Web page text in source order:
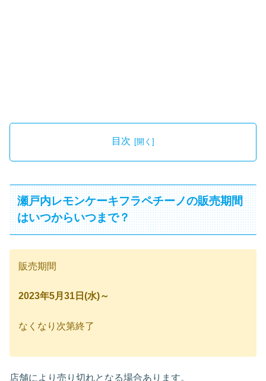
目次
瀬戸内レモンケーキフラペチーノの販売期間
はいつからいつまで？
販売期間
2023年5月31日(水)～
なくなり次第終了
店舗により売り切れとなる場合あります。